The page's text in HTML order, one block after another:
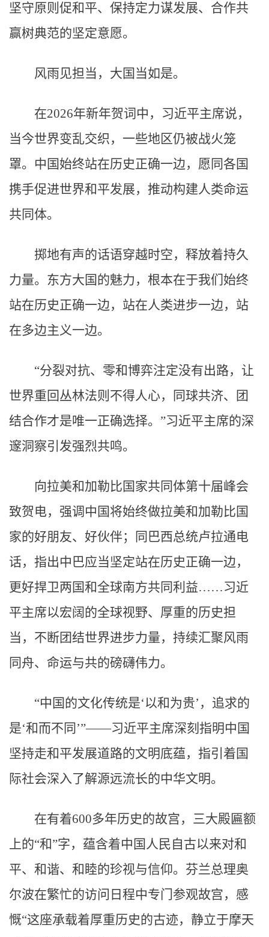
坚守原则促和平、保持定力谋发展、合作共
赢树典范的坚定意愿。
风雨见担当，大国当如是。
在2026年新年贺词中，习近平主席说，
当今世界变乱交织，一些地区仍被战火笼
罩。中国始终站在历史正确一边，愿同各国
携手促进世界和平发展，推动构建人类命运
共同体。
掷地有声的话语穿越时空，释放着持久
力量。东方大国的魅力，根本在于我们始终
站在历史正确一边，站在人类进步一边，站
在多边主义一边。
“分裂对抗、零和博弈注定没有出路，让
世界重回丛林法则不得人心，同球共济、团
结合作才是唯一正确选择。”习近平主席的深
邃洞察引发强烈共鸣。
向拉美和加勒比国家共同体第十届峰会
致贺电，强调中国将始终做拉美和加勒比国
家的好朋友、好伙伴；同巴西总统卢拉通电
话，指出中巴应当坚定站在历史正确一边，
更好捍卫两国和全球南方共同利益……习近
平主席以宏阔的全球视野、厚重的历史担
当，不断团结世界进步力量，持续汇聚风雨
同舟、命运与共的磅礴伟力。
“中国的文化传统是‘以和为贵’，追求的
是‘和而不同’”——习近平主席深刻指明中国
坚持走和平发展道路的文明底蕴，指引着国
际社会深入了解源远流长的中华文明。
在有着600多年历史的故宫，三大殿匾额
上的“和”字，蕴含着中国人民自古以来对和
平、和谐、和睦的珍视与信仰。芬兰总理奥
尔波在繁忙的访问日程中专门参观故宫，感
慨“这座承载着厚重历史的古迹，静立于摩天